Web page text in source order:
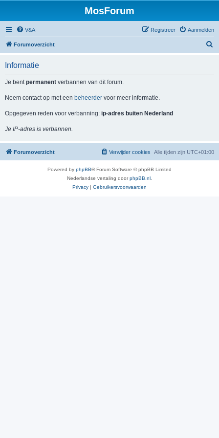
MosForum
V&A Aanmelden
Registreer
Forumoverzicht
Informatie
Je bentpermanent verbannen van dit forum.
Neem contact op met een beheerder voor meer informatie.
Opgegeven reden voor verbanning: ip-adres buiten Nederland
Je IP-adres is verbannen.
Forumoverzicht Alle tijden zijn UTC+01:00
Verwijder cookies
Powered by phpBB® Forum Software © phpBB Limited
Nederlandse vertaling doorphpBB.nl
Privacy | Gebruikersvoorwaarden